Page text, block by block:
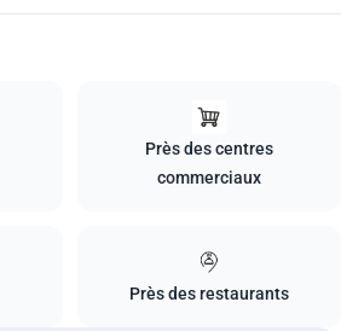
Près des centres
commerciaux
Près des restaurants